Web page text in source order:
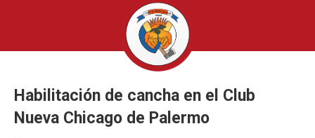
Habilitación de cancha en el Club
Nueva Chicago de Palermo